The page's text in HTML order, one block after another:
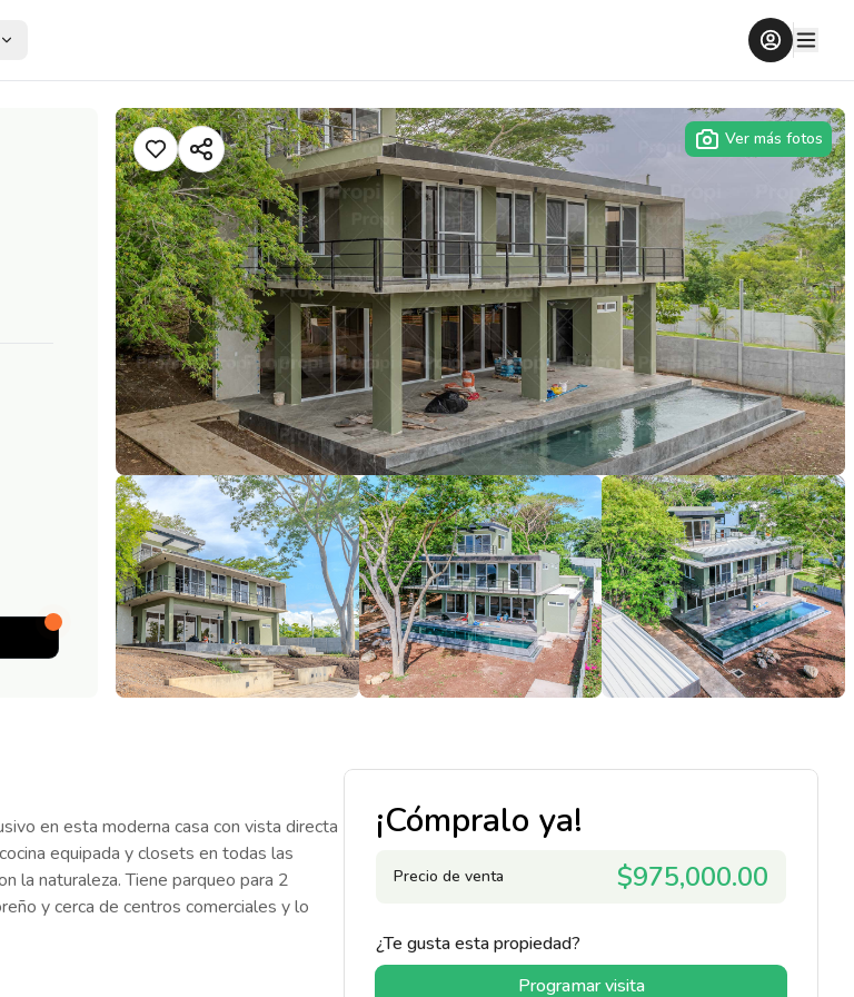
Ver más fotos
en esta moderna casa con vista directa
equipada y closets en todas las
la naturaleza. Tiene parqueo para 2
y cerca de centros comerciales y lo
¡Cómpralo ya!
Precio de venta $975,000.00
¿Te gusta esta propiedad?
Programar visita